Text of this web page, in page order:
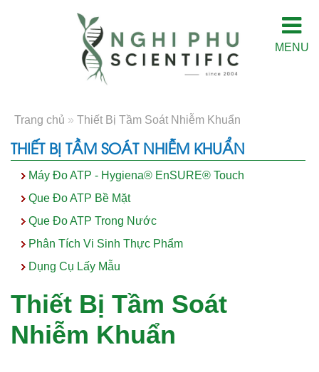
MENU
Trang chủ » Thiết Bị Tầm Soát Nhiễm Khuẩn
THIẾT BỊ TẦM SOÁT NHIỄM KHUẨN
Máy Đo ATP - Hygiena® EnSURE® Touch
Que Đo ATP Bề Mặt
Que Đo ATP Trong Nước
Phân Tích Vi Sinh Thực Phẩm
Dụng Cụ Lấy Mẫu
Thiết Bị Tầm Soát
Nhiễm Khuẩn